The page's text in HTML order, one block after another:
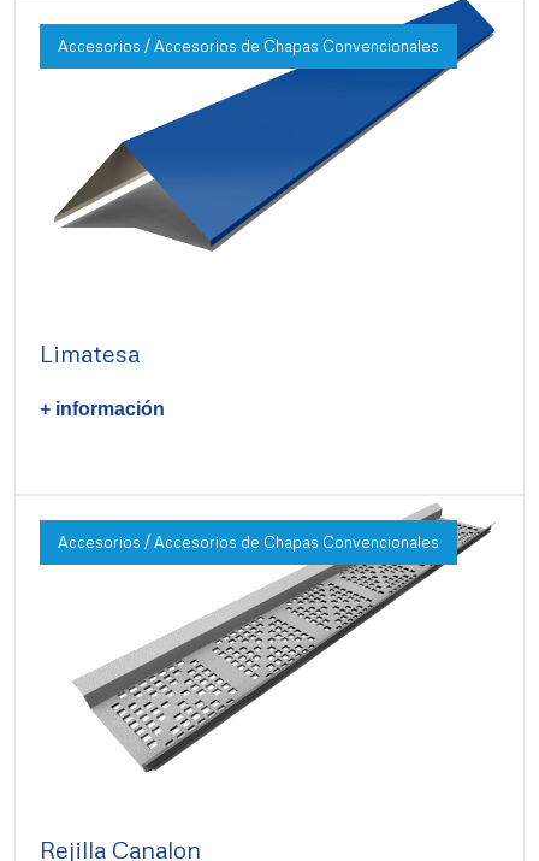
Accesorios / Accesorios de Chapas Convencionales
Limatesa
+ información
Accesorios / Accesorios de Chapas Convencionales
Rejilla Canalon